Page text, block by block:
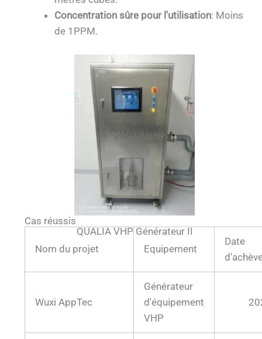
Concentration sûre pour l'utilisation: Moins
de 1PPM.
QUALIA VHP Générateur II
Cas réussis
Nom du projet Equipement
Date
Wuxi AppTec
Générateur
d'équipement
VHP